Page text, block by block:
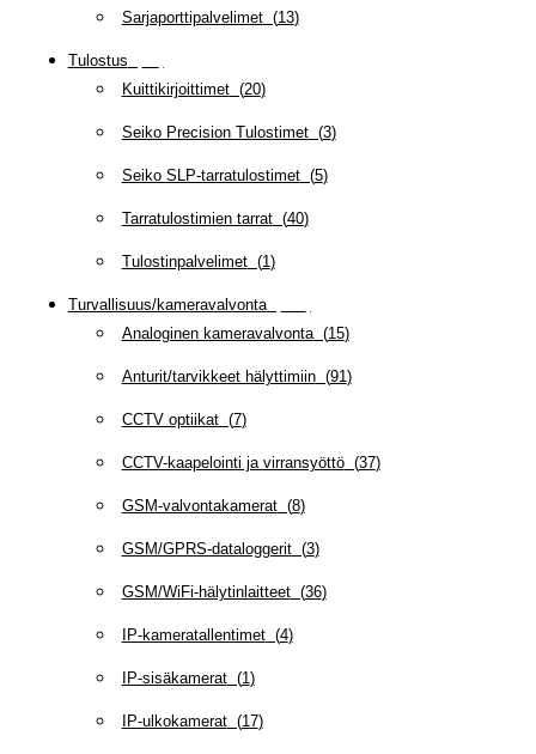
Sarjaporttipalvelimet(13)
Tulostus
Kuittikirjoittimet(20)
Seiko Precision Tulostimet(3)
Seiko SLP-tarratulostimet(5)
Tarratulostimien tarrat(40)
Tulostinpalvelimet(1 )
Turvallisuus/kameravalvonta(
Analoginen kameravalvonta(15)
Anturit/tarvikkeet hälyttimiin(91 )
CCTV optiikat(7)
CCTV-kaapelointi ja virransyöttö(37)
GSM-valvontakamerat(8)
GSM/GPRS-dataloggerit(3)
GSM/WiFi-hälytinlaitteet(36)
IP-kameratallentimet(4)
IP-sisäkamerat(1 )
IP-ulkokamerat(17)